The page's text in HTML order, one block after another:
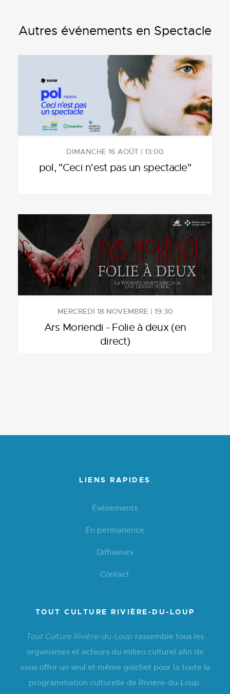
Autres événements en Spectacle
DIMANCHE 16 AOÛT | 13:00
pol, "Ceci n'est pas un spectacle"
MERCREDI 18 NOVEMBRE | 19:30
Ars Moriendi - Folie à deux (en
direct)
LIENS RAPIDES
Événements
En permanence
Diffuseurs
Contact
TOUT CULTURE RIVIÈRE-DU-LOUP
Tout Culture Rivière-du-Loup rassemble tous les
organismes et acteurs du milieu culturel afin de
vous offrir un seul et même guichet pour la toute la
programmation culturelle de Rivière-du-Loup.